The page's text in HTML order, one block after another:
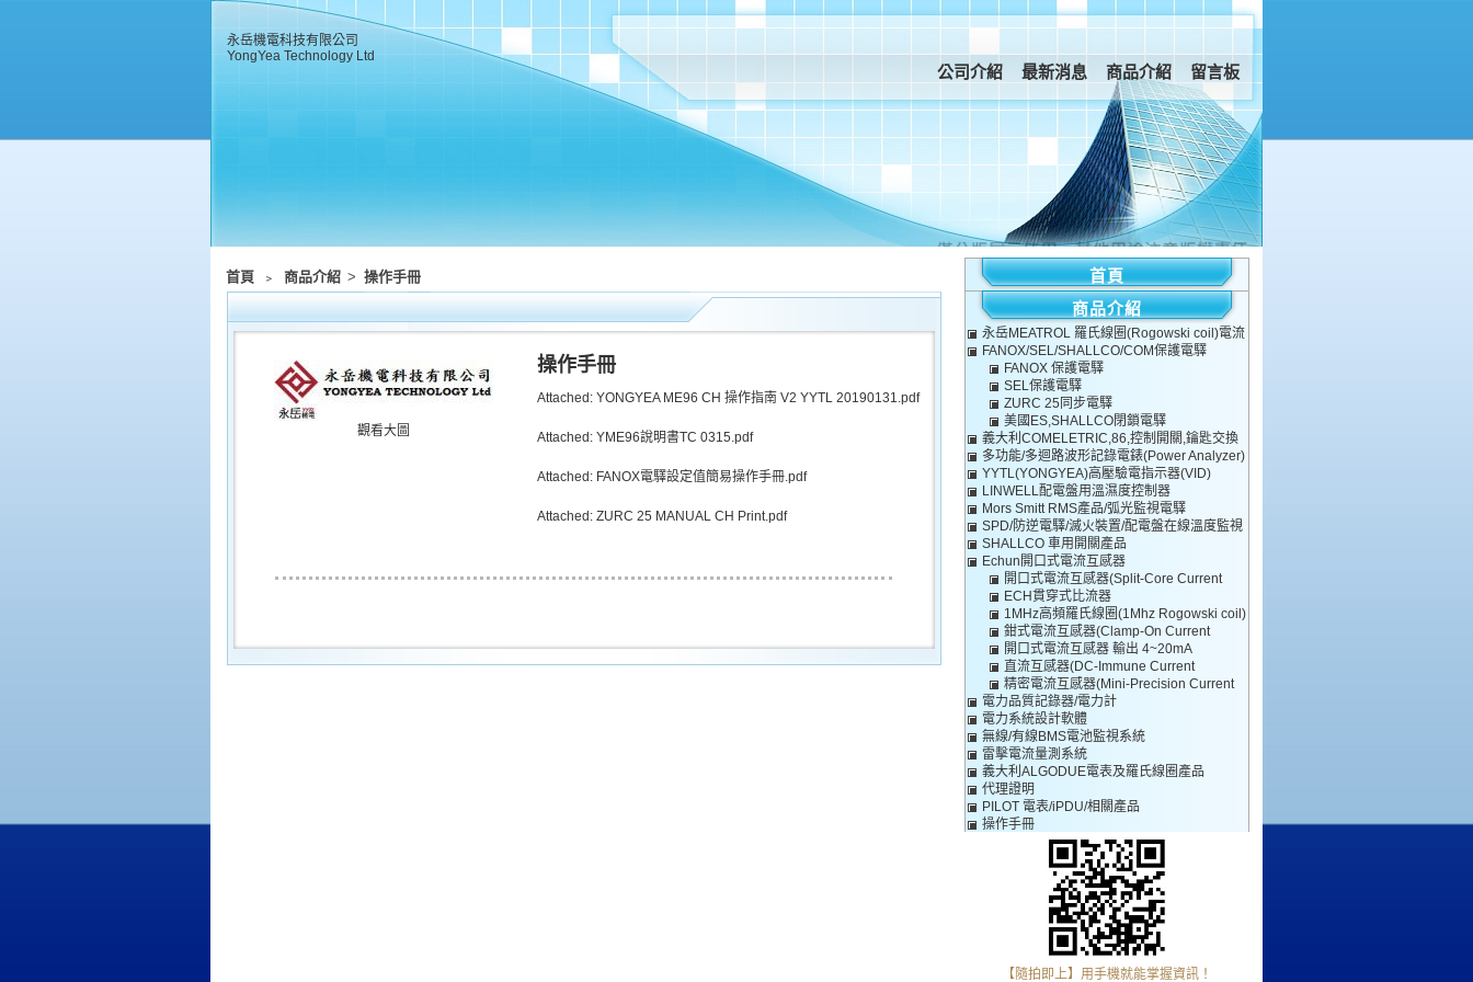
永岳機電科技有限公司
YongYea Technology Ltd
公司介紹 最新消息 商品介紹 留言板
首頁 ﹥ 商品介紹 > 操作手冊
觀看大圖
操作手冊
Attached: YONGYEA ME96 CH 操作指南 V2 YYTL 20190131.pdf
Attached: YME96說明書TC 0315.pdf
Attached: FANOX電驛設定值簡易操作手冊.pdf
Attached: ZURC 25 MANUAL CH Print.pdf
首頁
商品介紹
永岳MEATROL 羅氏線圈(Rogowski coil)電流
互感器
FANOX/SEL/SHALLCO/COM保護電驛
(Protection Relay)
FANOX 保護電驛
SEL保護電驛
ZURC 25同步電驛
美國ES,SHALLCO閉鎖電驛
義大利COMELETRIC,86,控制開關,鑰匙交換
箱和安全聯鎖系統
多功能/多迴路波形記錄電錶(Power Analyzer)
YYTL(YONGYEA)高壓驗電指示器(VID)
LINWELL配電盤用溫濕度控制器
Mors Smitt RMS產品/弧光監視電驛
SPD/防逆電驛/滅火裝置/配電盤在線溫度監視
SHALLCO 車用開關產品
Echun開口式電流互感器
開口式電流互感器(Split-Core Current
Transformer)
ECH貫穿式比流器
1MHz高頻羅氏線圈(1Mhz Rogowski coil)
鉗式電流互感器(Clamp-On Current
Transformer)
開口式電流互感器 輸出 4~20mA
直流互感器(DC-Immune Current
Transformer)
精密電流互感器(Mini-Precision Current
Transformer)
電力品質記錄器/電力計
電力系統設計軟體
無線/有線BMS電池監視系統
雷擊電流量測系統
義大利ALGODUE電表及羅氏線圈產品
代理證明
PILOT 電表/iPDU/相關產品
操作手冊
【隨拍即上】用手機就能掌握資訊！